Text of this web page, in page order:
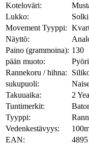
Koteloväri:
Lukko:
Solki
Movement Tyyppi:
Näyttö:
Paino (grammoina): 130
pään muoto:
Rannekoru / hihna:
sukupuoli:
Takuuaika:
2
Tuntimerkit:
Tyyppi:
Vedenkestävyys:
EAN: